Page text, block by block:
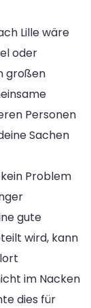
Lille wäre
oder
großen
Personen
Sachen
Problem
gute
wird, kann
im Nacken
dies für